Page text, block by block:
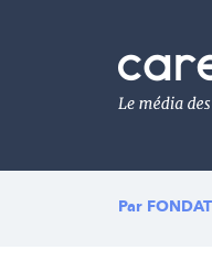
Le
média
de
Par